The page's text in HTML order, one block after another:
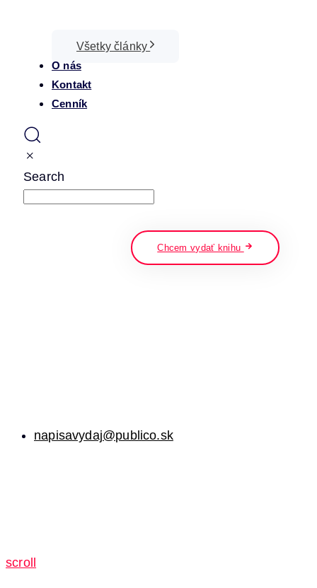
Všetky články
O nás
Kontakt
Cenník
Search
Chcem vydať knihu
napisavydaj@publico.sk
scroll